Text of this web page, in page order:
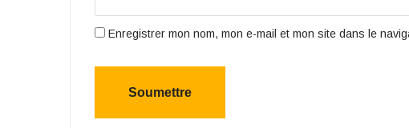
Enregistrer mon nom, mon e-mail et mon site dans le